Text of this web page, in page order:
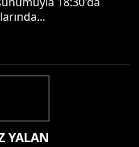
YALAN